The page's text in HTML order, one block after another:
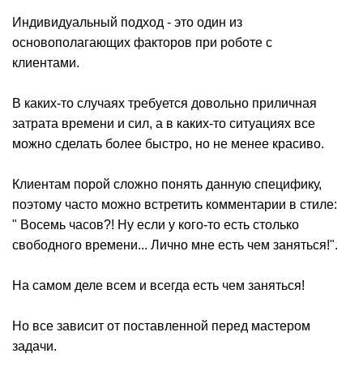
Индивидуальный подход - это один из
основополагающих факторов при роботе с
клиентами.
В каких-то случаях требуется довольно приличная
затрата времени и сил, а в каких-то ситуациях все
можно сделать более быстро, но не менее красиво.
Клиентам порой сложно понять данную специфику,
поэтому часто можно встретить комментарии в стиле:
" Восемь часов?! Ну если у кого-то есть столько
свободного времени... Лично мне есть чем заняться!".
На самом деле всем и всегда есть чем заняться!
Но все зависит от поставленной перед мастером
задачи.